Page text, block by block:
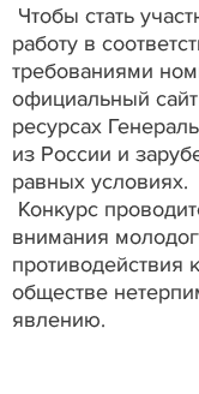
Чтобы стать
работу в
требованиями
официальный сайт
ресурсах
из России и
равных условиях.
Конкурс
внимания
противодействия
обществе
явлению.